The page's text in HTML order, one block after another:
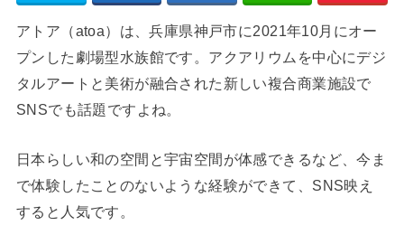
アトア（atoa）は、兵庫県神戸市に2021年10月にオー
プンした劇場型水族館です。アクアリウムを中心にデジ
タルアートと美術が融合された新しい複合商業施設で
SNSでも話題ですよね。
日本らしい和の空間と宇宙空間が体感できるなど、今ま
で体験したことのないような経験ができて、SNS映え
すると人気です。